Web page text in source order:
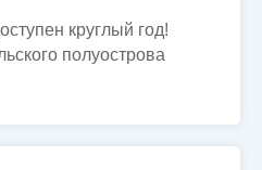
круглый год!
полуострова